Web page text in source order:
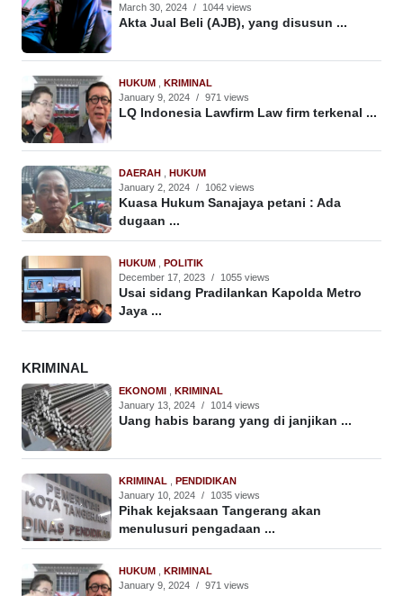
March 30, 2024 / 1044 views
Akta Jual Beli (AJB), yang disusun ...
HUKUM
KRIMINAL
January 9, 2024 / 971 views
LQ Indonesia Lawfirm Law firm terkenal ...
DAERAH
HUKUM
January 2, 2024 / 1062 views
Kuasa Hukum Sanajaya petani : Ada
dugaan ...
HUKUM
POLITIK
December 17, 2023 / 1055 views
Usai sidang Pradilankan Kapolda Metro
Jaya ...
KRIMINAL
EKONOMI
KRIMINAL
January 13, 2024 / 1014 views
Uang habis barang yang di janjikan ...
KRIMINAL
PENDIDIKAN
January 10, 2024 / 1035 views
Pihak kejaksaan Tangerang akan
menulusuri pengadaan ...
HUKUM
KRIMINAL
January 9, 2024 / 971 views